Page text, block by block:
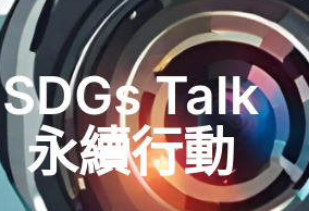
SDGs Talk
永續行動